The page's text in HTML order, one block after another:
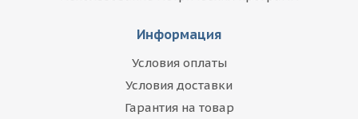
Информация
Условия оплаты
Условия доставки
Гарантия на товар